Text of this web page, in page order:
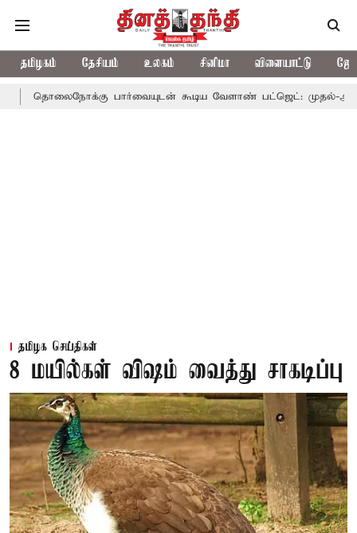
தமிழகம் தேசியம் உலகம் சினிமா விளையாட்டு
பார்வையுடன் கூடிய வேளாண் பட்ஜெட்: முதல்-அமைச்சர் விஜய்
தமிழக செய்திகள்
8 மயில்கள் விஷம் வைத்து சாகடிப்பு